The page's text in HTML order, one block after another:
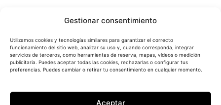
Gestionar consentimiento
Utilizamos cookies y tecnologías similares para garantizar el correcto
funcionamiento del sitio web, analizar su uso y, cuando corresponda, integrar
servicios de terceros, como herramientas de reserva, mapas, vídeos o medición
publicitaria. Puedes aceptar todas las cookies, rechazarlas o configurar tus
preferencias. Puedes cambiar o retirar tu consentimiento en cualquier momento.
Aceptar